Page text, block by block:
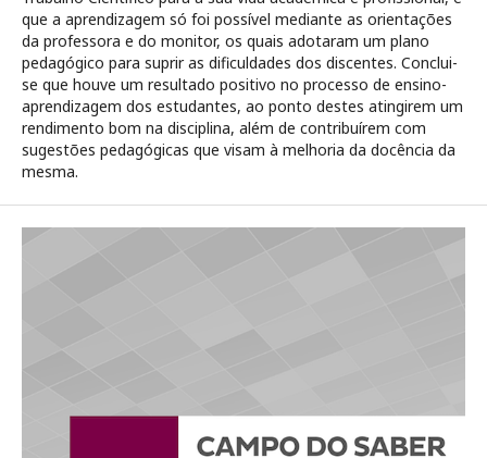
que a aprendizagem só foi possível mediante as orientações
da professora e do monitor, os quais adotaram um plano
pedagógico para suprir as dificuldades dos discentes. Conclui-
se que houve um resultado positivo no processo de ensino-
aprendizagem dos estudantes, ao ponto destes atingirem um
rendimento bom na disciplina, além de contribuírem com
sugestões pedagógicas que visam à melhoria da docência da
mesma.